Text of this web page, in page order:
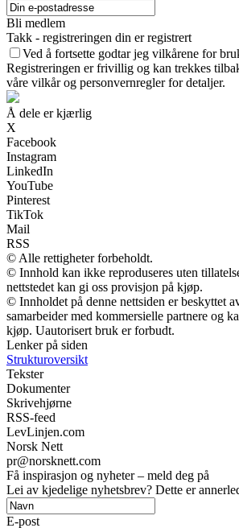
Bli medlem
Takk - registreringen din er registrert
Ved å fortsette godtar jeg vilkårene for
Registreringen er frivillig og kan trekkes
våre vilkår og personvernregler for detaljer.
Å dele er kjærlig
X
Facebook
Instagram
LinkedIn
YouTube
Pinterest
TikTok
Mail
RSS
© Alle rettigheter forbeholdt.
© Innhold kan ikke reproduseres uten
nettstedet kan gi oss provisjon på kjøp.
© Innholdet på denne nettsiden er beskyttet
samarbeider med kommersielle partnere og
kjøp. Uautorisert bruk er forbudt.
Lenker på siden
Strukturoversikt
Tekster
Dokumenter
Skrivehjørne
RSS-feed
LevLinjen.com
Norsk Nett
pr@norsknett.com
Få inspirasjon og nyheter – meld deg på
Lei av kjedelige nyhetsbrev? Dette er
E-post